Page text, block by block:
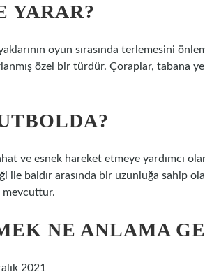
YARAR?
oyun sırasında terlemesini
özel bir türdür. Çoraplar, tabana
ve esnek hareket etmeye yardımcı
ile baldır arasında bir uzunluğa sahip
mevcuttur.
NE ANLAMA
2021